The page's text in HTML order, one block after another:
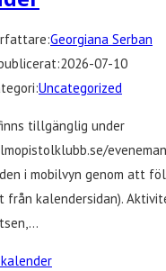
Georgiana Serban
2026-07-10
Uncategorized
tillgänglig under
i mobilvyn genom att
från kalendersidan).
kalender